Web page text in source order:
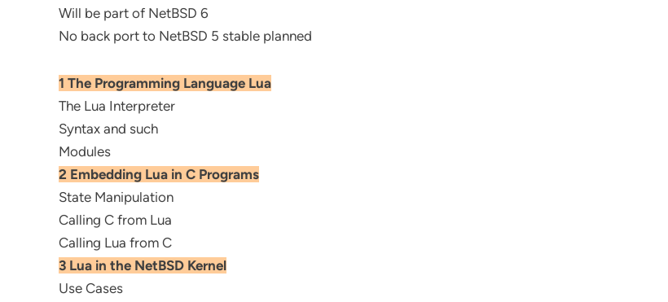
Will be part of NetBSD 6
No back port to NetBSD 5 stable planned
1 The Programming Language Lua
The Lua Interpreter
Syntax and such
Modules
2 Embedding Lua in C Programs
State Manipulation
Calling C from Lua
Calling Lua from C
3 Lua in the NetBSD Kernel
Use Cases